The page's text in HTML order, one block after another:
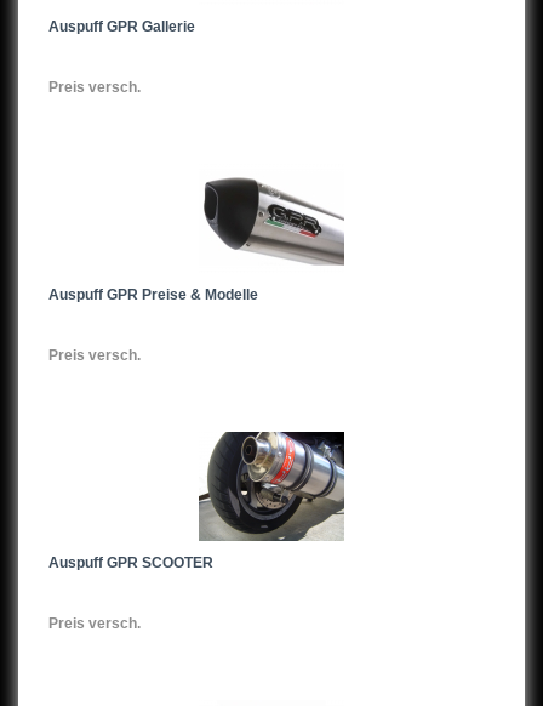
Auspuff GPR Gallerie
Preis versch.
Auspuff GPR Preise & Modelle
Preis versch.
Auspuff GPR SCOOTER
Preis versch.